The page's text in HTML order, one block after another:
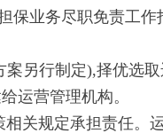
业务尽职免责工作
行制定),择优选取
运营管理机构。
规定承担责任。